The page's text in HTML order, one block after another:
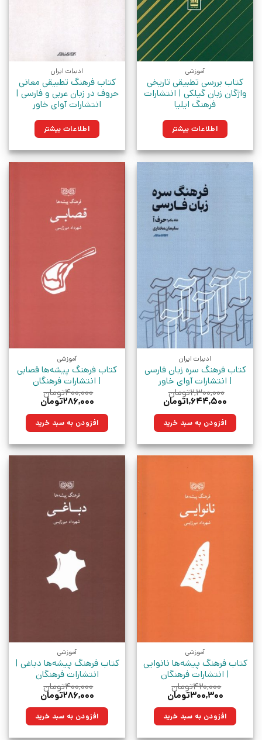
آموزشی
کتاب بررسی تطبیقی تاریخی
واژگان زبان گیلکی | انتشارات
فرهنگ ایلیا
اطلاعات بیشتر
ادبیات ایران
کتاب فرهنگ تطبیقی معانی
حروف در زبان عربی و فارسی |
انتشارات آوای خاور
اطلاعات بیشتر
ادبیات ایران
کتاب فرهنگ سره زبان فارسی
| انتشارات آوای خاور
۲,۳۰۰,۰۰۰تومان
قیمت
۲,۳۰۰,۰۰۰تومان
بود.
۱,۶۴۴,۵۰۰تومان
۱,۶۴۴,۵۰۰تومان. افزودن به سبد خرید
آموزشی
کتاب فرهنگ پیشه‌ها قصابی
| انتشارات فرهنگان
۴۰۰,۰۰۰تومان
قیمت
۴۰۰,۰۰۰تومان
بود.
۲۸۶,۰۰۰تومان
۲۸۶,۰۰۰تومان.افزودن به سبد خرید
آموزشی
کتاب فرهنگ پیشه‌ها نانوایی
| انتشارات فرهنگان
۴۲۰,۰۰۰تومان
قیمت
۴۲۰,۰۰۰تومان
بود.
۳۰۰,۳۰۰تومان
۳۰۰,۳۰۰تومان.افزودن به سبد خرید
آموزشی
کتاب فرهنگ پیشه‌ها دباغی |
انتشارات فرهنگان
۴۰۰,۰۰۰تومان
قیمت
۴۰۰,۰۰۰تومان
بود.
۲۸۶,۰۰۰تومان
۲۸۶,۰۰۰تومان.افزودن به سبد خرید